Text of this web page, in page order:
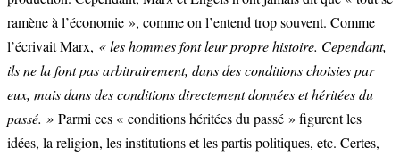
ramène à l’économie », comme on l’entend trop souvent. Comme
l’écrivait Marx, « les hommes font leur propre histoire. Cependant,
ils ne la font pas arbitrairement, dans des conditions choisies par
eux, mais dans des conditions directement données et héritées du
passé. » Parmi ces « conditions héritées du passé » figurent les
idées, la religion, les institutions et les partis politiques, etc. Certes,